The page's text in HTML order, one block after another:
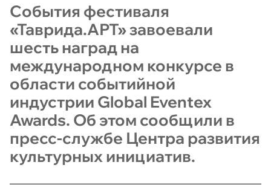
События фестиваля
«Таврида.АРТ» завоевали
шесть наград на
международном конкурсе в
области событийной
индустрии Global Eventex
Awards. Об этом сообщили в
пресс-службе Центра развития
культурных инициатив.